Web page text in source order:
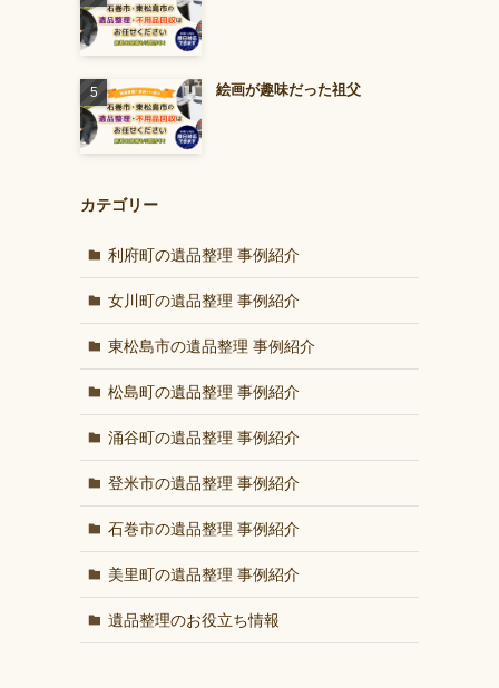
絵画が趣味だった祖父
カテゴリー
利府町の遺品整理 事例紹介
女川町の遺品整理 事例紹介
東松島市の遺品整理 事例紹介
松島町の遺品整理 事例紹介
涌谷町の遺品整理 事例紹介
登米市の遺品整理 事例紹介
石巻市の遺品整理 事例紹介
美里町の遺品整理 事例紹介
遺品整理のお役立ち情報